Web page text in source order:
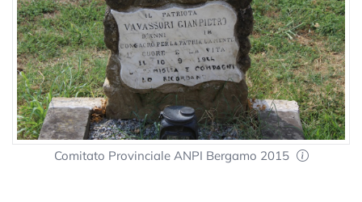
Comitato Provinciale ANPI Bergamo 2015